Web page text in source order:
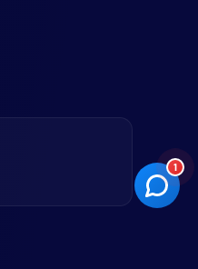
1